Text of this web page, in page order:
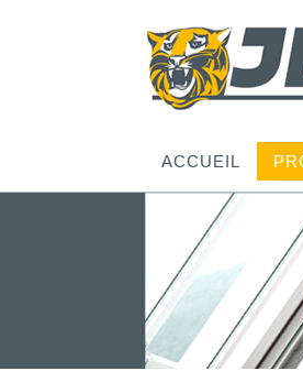
ACCUEIL